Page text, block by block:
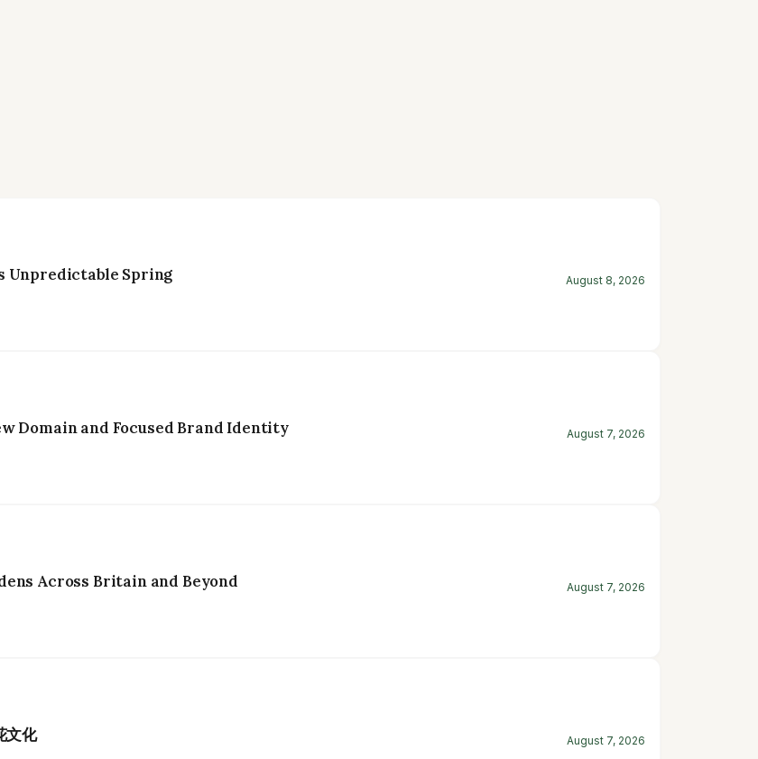
Unpredictable Spring August 8, 2026
Domain and Focused Brand Identity August 7, 2026
Across Britain and Beyond August 7, 2026
文化 August 7, 2026